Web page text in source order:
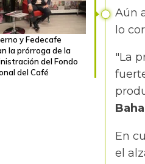
y Fedecafe
la prórroga de la
del Fondo
del Café
Aún
lo
"La
En
el